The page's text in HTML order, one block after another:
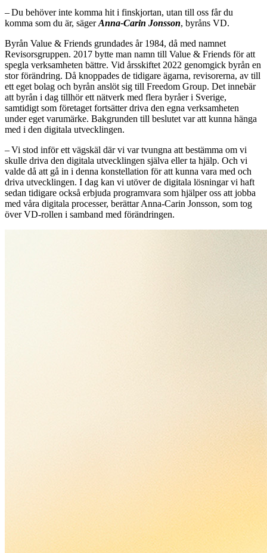
– Du behöver inte komma hit i finskjortan, utan till oss får du
komma som du är, sägerAnna-Carin ­Jonsson, byråns VD.
Byrån Value & Friends grundades år 1984, då med namnet
Revisorsgruppen. 2017 bytte man namn till Value & Friends för att
spegla verksamheten bättre. Vid årsskiftet 2022 genomgick byrån en
stor förändring. Då knoppades de tidigare ägarna, revisorerna, av till
ett eget bolag och byrån anslöt sig till Freedom Group. Det innebär
att byrån i dag tillhör ett nätverk med ­flera byråer i Sverige,
samtidigt som företaget fortsätter driva den egna verksamheten
under eget varumärke. Bakgrunden till beslutet var att kunna hänga
med i den digitala utvecklingen.
– Vi stod inför ett vägskäl där vi var tvungna att bestämma om vi
skulle driva den digitala utvecklingen själva eller ta hjälp. Och vi
valde då att gå in i denna konstellation för att kunna vara med och
driva ­utvecklingen. I dag kan vi utöver de digitala ­lösningar vi haft
sedan tidigare också erbjuda programvara som hjälper oss att jobba
med våra digitala processer, ­berättar ­Anna-Carin Jonsson, som tog
över VD-rollen i samband med förändringen.